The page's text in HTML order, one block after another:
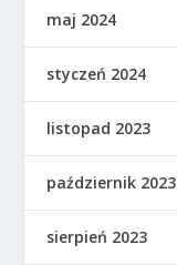
maj 2024
styczeń 2024
listopad 2023
październik 2023
sierpień 2023